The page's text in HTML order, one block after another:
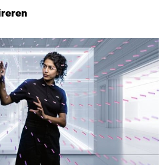
(Neem
contact
met
ons
op)
10
resultaten,
getoond
1
t/m
5